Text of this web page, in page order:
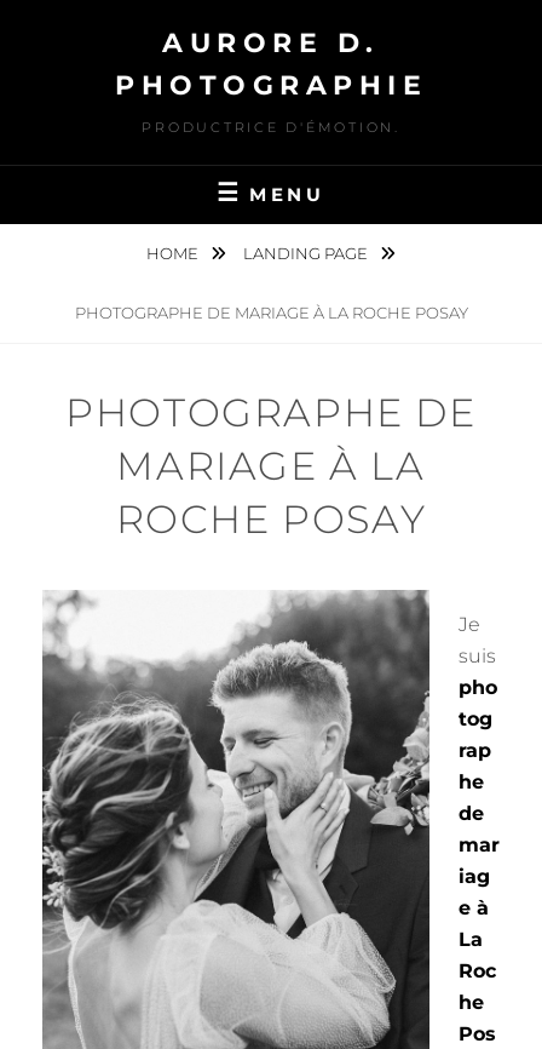
AURORE D.
PHOTOGRAPHIE
PRODUCTRICE D'ÉMOTION.
MENU
HOME LANDING PAGE
PHOTOGRAPHE DE MARIAGE À LA ROCHE POSAY
PHOTOGRAPHE DE
MARIAGE À LA
ROCHE POSAY
Je
suis
pho
tog
rap
he
de
mar
iag
e à
La
Roc
he
Pos